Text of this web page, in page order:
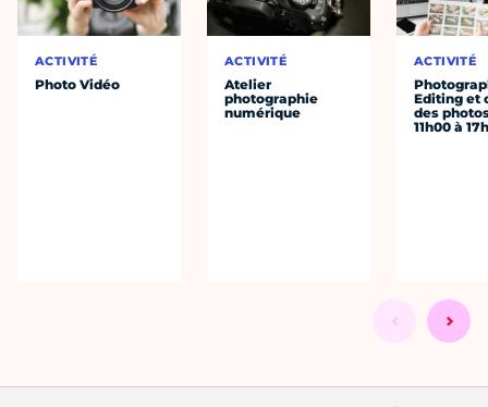
ACTIVITÉ
Photo Vidéo
ACTIVITÉ
Atelier
photographie
numérique
ACTIVITÉ
Editing et
des
11h00 à